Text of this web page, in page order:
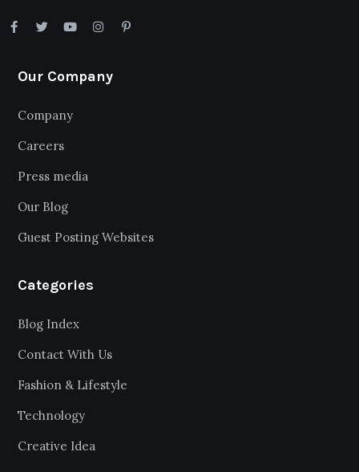
Our Company
Company
Careers
Press media
Our Blog
Guest Posting Websites
Categories
Blog Index
Contact With Us
Fashion & Lifestyle
Technology
Creative Idea